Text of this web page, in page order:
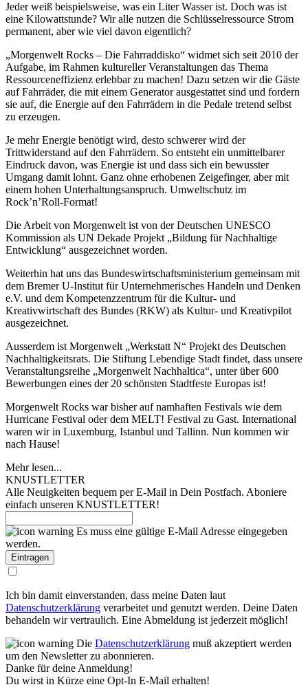
Jeder weiß beispielsweise, was ein Liter Wasser ist. Doch was ist
eine Kilowattstunde? Wir alle nutzen die Schlüsselressource Strom
permanent, aber wie viel davon eigentlich?
„Morgenwelt Rocks – Die Fahrraddisko“ widmet sich seit 2010 der
Aufgabe, im Rahmen kultureller Veranstaltungen das Thema
Ressourceneffizienz erlebbar zu machen! Dazu setzen wir die Gäste
auf Fahrräder, die mit einem Generator ausgestattet sind und fordern
sie auf, die Energie auf den Fahrrädern in die Pedale tretend selbst
zu erzeugen.
Je mehr Energie benötigt wird, desto schwerer wird der
Trittwiderstand auf den Fahrrädern. So entsteht ein unmittelbarer
Eindruck davon, was Energie ist und dass sich ein bewusster
Umgang damit lohnt. Ganz ohne erhobenen Zeigefinger, aber mit
einem hohen Unterhaltungsanspruch. Umweltschutz im
Rock’n’Roll-Format!
Die Arbeit von Morgenwelt ist von der Deutschen UNESCO
Kommission als UN Dekade Projekt „Bildung für Nachhaltige
Entwicklung“ ausgezeichnet worden.
Weiterhin hat uns das Bundeswirtschaftsministerium gemeinsam mit
dem Bremer U-Institut für Unternehmerisches Handeln und Denken
e.V. und dem Kompetenzzentrum für die Kultur- und
Kreativwirtschaft des Bundes (RKW) als Kultur- und Kreativpilot
ausgezeichnet.
Ausserdem ist Morgenwelt „Werkstatt N“ Projekt des Deutschen
Nachhaltigkeitsrats. Die Stiftung Lebendige Stadt findet, dass unsere
Veranstaltungsreihe „Morgenwelt Nachhaltica“, unter über 600
Bewerbungen eines der 20 schönsten Stadtfeste Europas ist!
Morgenwelt Rocks war bisher auf namhaften Festivals wie dem
Hurricane Festival oder dem MELT! Festival zu Gast. International
waren wir in Luxemburg, Istanbul und Tallinn. Nun kommen wir
nach Hause!
Mehr lesen...
KNUSTLETTER
Alle Neuigkeiten bequem per E-Mail in Dein Postfach. Aboniere
einfach unseren KNUSTLETTER!
Es muss eine gültige E-Mail Adresse eingegeben
werden.
Ich bin damit einverstanden, dass meine Daten laut
Datenschutzerklärung verarbeitet und genutzt werden. Deine Daten
behandeln wir vertraulich. Eine Abmeldung ist jederzeit möglich!
Die Datenschutzerklärung muß akzeptiert werden
um den Newsletter zu abonnieren.
Danke für deine Anmeldung!
Du wirst in Kürze eine Opt-In E-Mail erhalten!